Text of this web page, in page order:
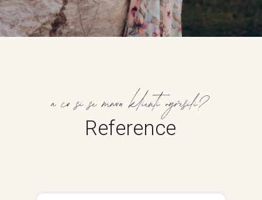
a co si se mnou klienti vyřešili?
Reference